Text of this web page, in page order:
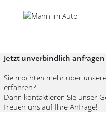
Jetzt unverbindlich anfragen
Sie möchten mehr über
erfahren?
Dann kontaktieren Sie unser
freuen uns auf Ihre Anfrage!